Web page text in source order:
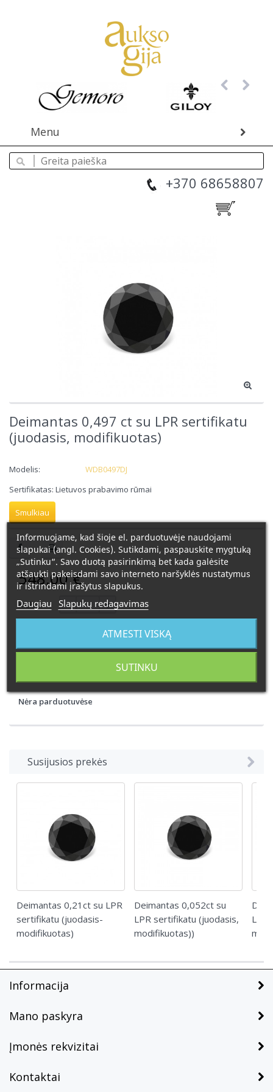
Menu
+370 68658807
Deimantas 0,497 ct su LPR sertifikatu
(juodasis, modifikuotas)
Modelis:
WDB0497DJ
Sertifikatas: Lietuvos prabavimo rūmai
Smulkiau
548,00 €
Kiekis:
Užsakoma prekė. Pristatymo laikas 4-6 savaitės
Nėra parduotuvėse
Susijusios prekės
Deimantas 0,21ct su LPR
sertifikatu (juodasis-
modifikuotas)
Deimantas 0,052ct su
LPR sertifikatu (juodasis,
modifikuotas))
Informacija
Mano paskyra
Įmonės rekvizitai
Kontaktai
Informuojame, kad šioje el. parduotuvėje naudojami
slapukai (angl. Cookies). Sutikdami, paspauskite mygtuką
„Sutinku“. Savo duotą pasirinkimą bet kada galėsite
atšaukti pakeisdami savo interneto naršyklės nustatymus
ir ištrindami įrašytus slapukus.
Daugiau Slapukų redagavimas
ATMESTI VISKĄ
SUTINKU